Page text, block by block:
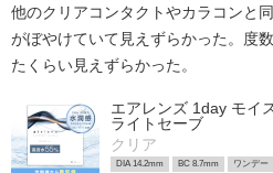
他のクリアコンタクトやカラコンと
がぼやけていて見えずらかった。度
たくらい見えずらかった。
エアレンズ 1day モイ
ライトセーブ
クリア
DIA 14.2mm BC 8.7mm ワンデー